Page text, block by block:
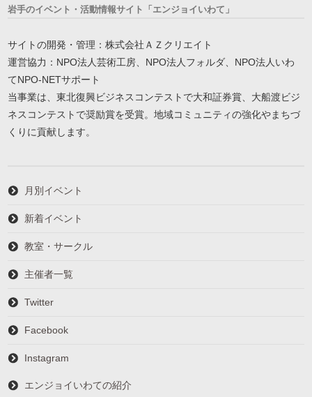
岩手のイベント・活動情報サイト「エンジョイいわて」
サイトの開発・管理：株式会社ＡＺクリエイト
運営協力：NPO法人芸術工房、NPO法人フォルダ、NPO法人いわ
てNPO-NETサポート
当事業は、東北復興ビジネスコンテストで大和証券賞、大船渡ビジ
ネスコンテストで奨励賞を受賞。地域コミュニティの強化やまちづ
くりに貢献します。
月別イベント
新着イベント
教室・サークル
主催者一覧
Twitter
Facebook
Instagram
エンジョイいわての紹介